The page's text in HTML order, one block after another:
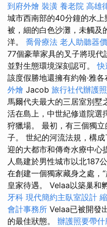
到府外燴 裝潢 養老院 高雄
城市西南部的40分鐘的水
被，細的白色沙灘，未觸及
洋。 喬骨療法 老人助聽器
77個豪華家具的叉子將現代
並對生態環境深刻認可。快
該度假勝地還擁有約翰·雅
外燴 Jacob 旅行社代辦護照
馬爾代夫最大的三居室別墅
活在島上，中世紀修道院選
狩獵場。 最初，有三個獨
子。 世紀的河流法規，構
迎的大都市和傳奇水療中心
人島建於男性城市以北187
在創建一個獨家藏身之處，
皇家待遇。 Velaa以築巢和
牙科 現代簡約主臥室設計
會計事務所 Velaa已被開發
的最佳狀態。 辦護照要帶什